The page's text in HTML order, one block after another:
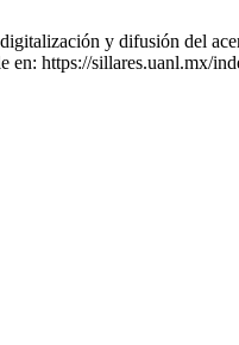
y difusión del
en: https://sillares.uanl.mx/